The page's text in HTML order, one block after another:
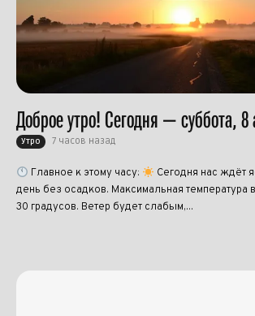
Доброе утро! Сегодня — суббота, 8
Утро 7 часов назад
Главное к этому часу:
Сегодня нас ждёт
день без осадков. Максимальная температура
30 градусов. Ветер будет слабым,...